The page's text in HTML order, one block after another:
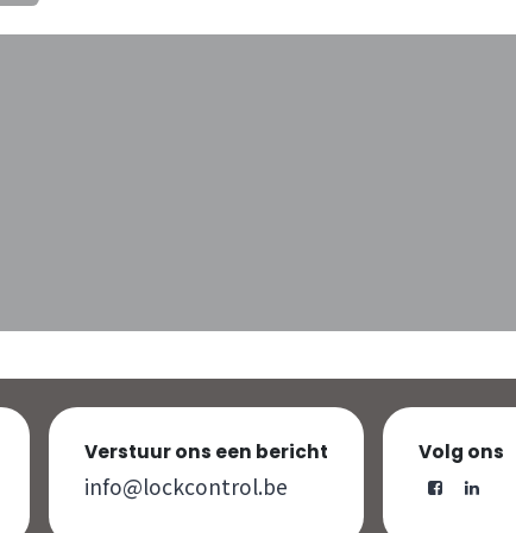
Verstuur ons een bericht
info@lockcontrol.be
Volg ons